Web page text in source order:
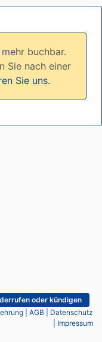
buchbar.
Sie nach einer
Sie uns.
oder kündigen
AGB
Datenschutz
Impressum